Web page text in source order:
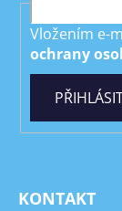
Vložením e-
ochrany
KONTAKT